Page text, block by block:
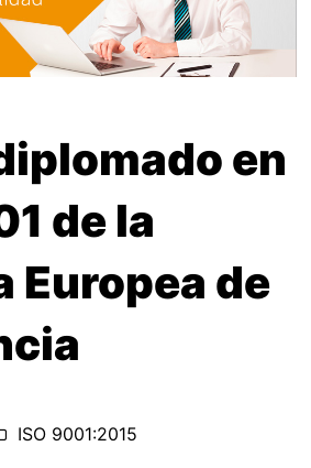
Enviar
en
de la
Europea de
ISO 9001:2015